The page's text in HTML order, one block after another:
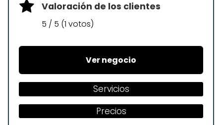
Valoración de los clientes
5 / 5 (1 votos)
Ver negocio
Servicios
Precios